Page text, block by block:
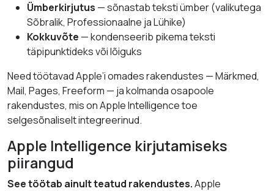
Ümberkirjutus — sõnastab teksti ümber (valikutega
Sõbralik, Professionaalne ja Lühike)
Kokkuvõte — kondenseerib pikema teksti
täpipunktideks või lõiguks
Need töötavad Apple’i omades rakendustes — Märkmed,
Mail, Pages, Freeform — ja kolmanda osapoole
rakendustes, mis on Apple Intelligence toe
selgesõnaliselt integreerinud.
Apple Intelligence kirjutamiseks
piirangud
See töötab ainult teatud rakendustes.Apple